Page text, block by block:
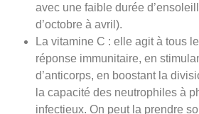
avec une faible durée
d’octobre à avril).
La vitamine C : elle agit à tous
réponse immunitaire, en
d’anticorps, en boostant la
la capacité des neutrophiles à
infectieux. On peut la prendre